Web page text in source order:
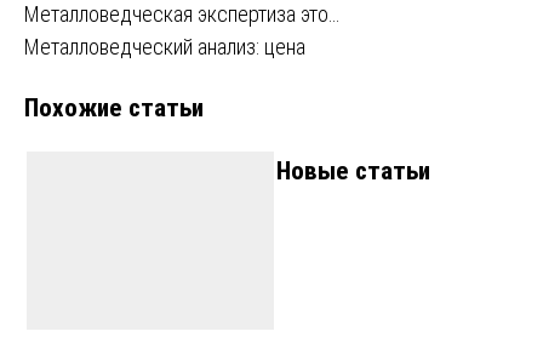
Навигация
записям
Металловедческая экспертиза это…
Металловедческий анализ: цена
Похожие статьи
Новые статьи